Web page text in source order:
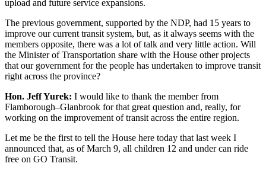
upload and future service expansions.
The previous government, supported by the NDP, had 15 years to
improve our current transit system, but, as it always seems with the
members opposite, there was a lot of talk and very little action. Will
the Minister of Transportation share with the House other projects
that our government for the people has undertaken to improve transit
right across the province?
Hon. Jeff Yurek: I would like to thank the member from
Flamborough–Glanbrook for that great question and, really, for
working on the improvement of transit across the entire region.
Let me be the first to tell the House here today that last week I
announced that, as of March 9, all children 12 and under can ride
free on GO Transit.